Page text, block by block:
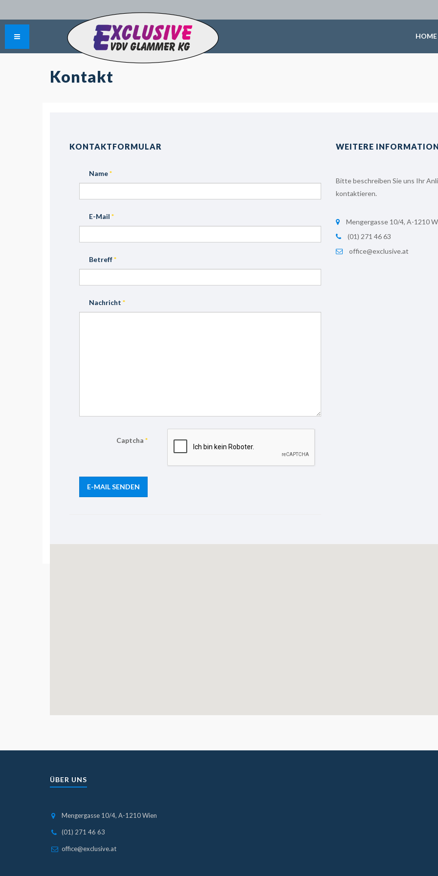
HOME
Kontakt
KONTAKTFORMULAR
Name*
E-Mail *
Betreff*
Nachricht *
Captcha *
E-MAIL SENDEN
WEITERE
Bitte beschreiben Sie uns Ihr
kontaktieren.
Mengergasse 10/4, A-1210
(01) 271 46 63
office@exclusive.at
ÜBER UNS
Mengergasse 10/4, A-1210 Wien
(01) 271 46 63
office@exclusive.at